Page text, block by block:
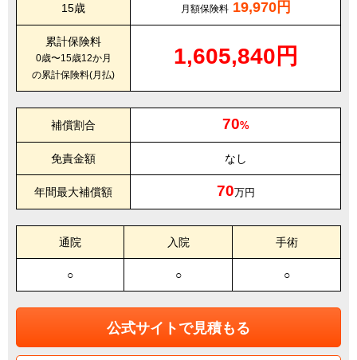
15歳 月額保険料 19,970円
累計保険料
0歳〜15歳12か月
の累計保険料(月払)
1,605,840円
補償割合 70%
免責金額 なし
年間最大補償額 70万円
通院 入院 手術
○ ○ ○
公式サイトで見積もる